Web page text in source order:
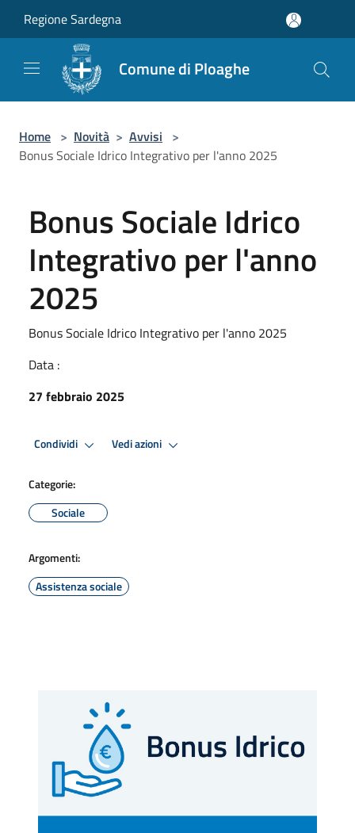
Regione Sardegna
Comune di Ploaghe
Home > Novità > Avvisi >
Bonus Sociale Idrico Integrativo per l'anno 2025
Bonus Sociale Idrico
Integrativo per l'anno
2025
Bonus Sociale Idrico Integrativo per l'anno 2025
Data :
27 febbraio 2025
Condividi Vedi azioni
Categorie:
Sociale
Argomenti:
Assistenza sociale